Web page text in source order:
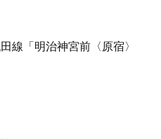
線「明治神宮前〈原宿〉